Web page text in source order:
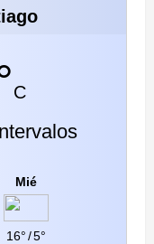
C
Mié
16°/5°